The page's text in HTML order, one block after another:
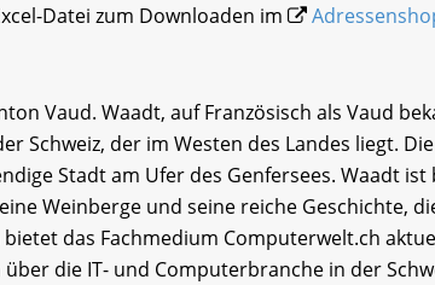
Datei zum Downloaden im
Vaud. Waadt, auf Französisch als Vaud
Schweiz, der im Westen des Landes liegt.
Stadt am Ufer des Genfersees. Waadt
Weinberge und seine reiche Geschichte,
das Fachmedium Computerwelt.ch
die IT- und Computerbranche in der